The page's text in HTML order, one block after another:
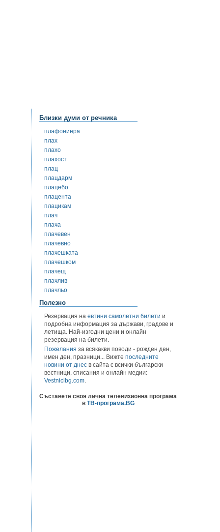
Близки думи от речника
плафониера
плах
плахо
плахост
плац
плацдарм
плацебо
плацента
плацикам
плач
плача
плачевен
плачевно
плачешката
плачешком
плачещ
плачлив
плачльо
Полезно
Резервация на евтини самолетни билети и
подробна информация за държави, градове и
летища. Най-изгодни цени и онлайн
резервация на билети.
Пожелания за всякакви поводи - рожден ден,
имен ден, празници... Вижте последните
новини от днес в сайта с всички български
вестници, списания и онлайн медии:
Vestnicibg.com.
Съставете своя лична телевизионна програма
в ТВ-програма.BG